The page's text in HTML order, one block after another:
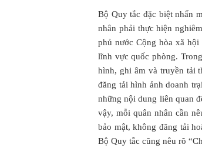
Bộ Quy tắc đặc biệt nhấn
nhân phải thực hiện
phủ nước Cộng hòa xã
lĩnh vực quốc phòng.
hình, ghi âm và truyền tải
đăng tải hình ảnh doanh
những nội dung liên quan
vậy, mỗi quân nhân cần
bảo mật, không đăng tải
Bộ Quy tắc cũng nêu rõ